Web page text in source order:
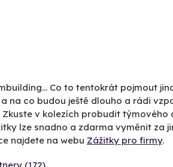
Co to tentokrát pojmout
na co budou ještě dlouho a rádi
Zkuste v kolezích probudit týmového
lze snadno a zdarma vyměnit za
najdete na webu Zážitky pro firmy.